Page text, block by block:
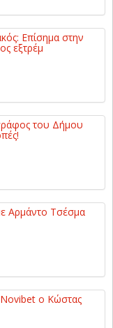
Επίσημα στην
εξτρέμ
του Δήμου
Αρμάντο Τσέσμα
ο Κώστας